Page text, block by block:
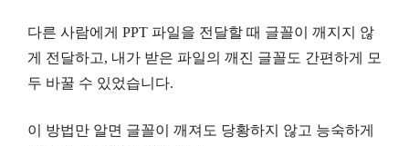
다른 사람에게 PPT 파일을 전달할 때 글꼴이 깨지지 않
게 전달하고, 내가 받은 파일의 깨진 글꼴도 간편하게 모
두 바꿀 수 있었습니다.
이 방법만 알면 글꼴이 깨져도 당황하지 않고 능숙하게